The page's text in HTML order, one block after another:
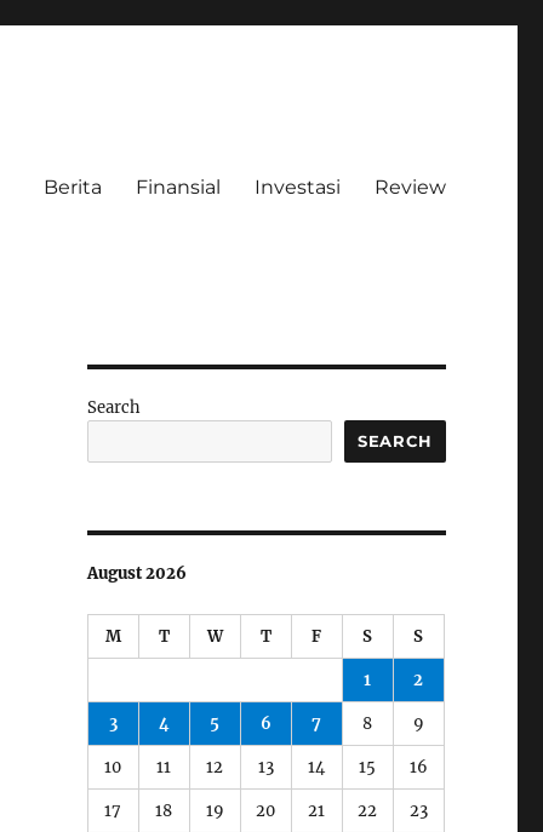
Berita Finansial Investasi Review
Search
SEARCH
August 2026
M T W T F S S
1 2
3 4 5 6 7 8 9
10 11 12 13 14 15 16
17 18 19 20 21 22 23